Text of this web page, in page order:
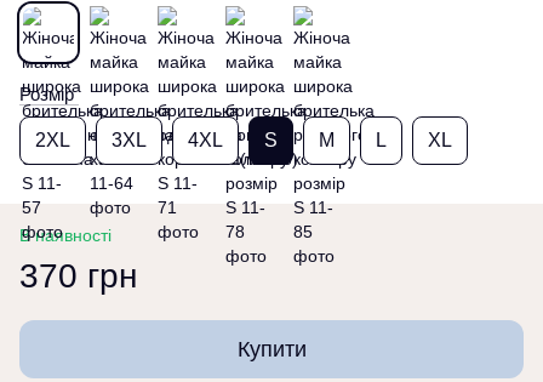
Розмір
2XL 3XL 4XL S M L XL
В наявності
370 грн
Купити